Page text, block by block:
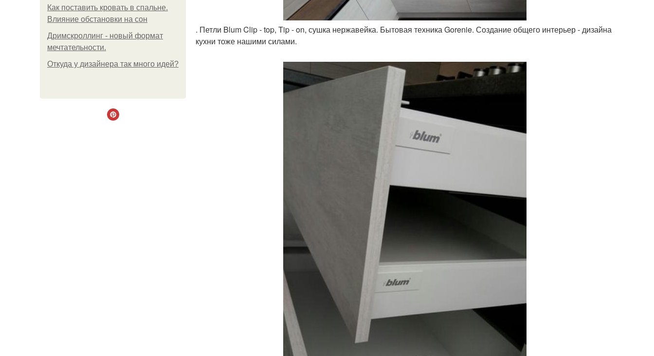
Как поставить кровать в спальне.
Влияние обстановки на сон
Дримскроллинг - новый формат
мечтательности.
Откуда у дизайнера так много идей?
. Петли Blum Clip - top, Tip - on, сушка нержавейка. Бытовая техника Gorenie. Создание общего интерьер - дизайна
кухни тоже нашими силами.